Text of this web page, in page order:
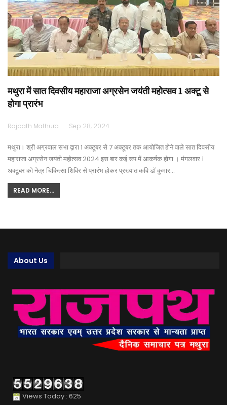
मथुरा में सात दिवसीय महाराजा अग्रसेन जयंती महोत्सव 1 अक्टू से
होगा प्रारंभ
Rajpath Mathura Sep 28, 2024
मथुरा। श्री अग्रवाल सभा द्वारा 1 अक्टूबर से 7 अक्टूबर तक आयोजित होने वाले सात दिवसीय
महाराजा अग्रसेन जयंती महोत्सव 2024 इस बार कई रूप में आकर्षक होगा । मंगलवार 1
अक्टूबर को नेत्र चिकित्सा शिविर से प्रारंभ होकर प्रख्यात कवि डॉ कुमार…
READ MORE...
About Us
Views Today : 625